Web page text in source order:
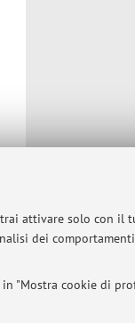
attivare solo con il
dei
"Mostra cookie di